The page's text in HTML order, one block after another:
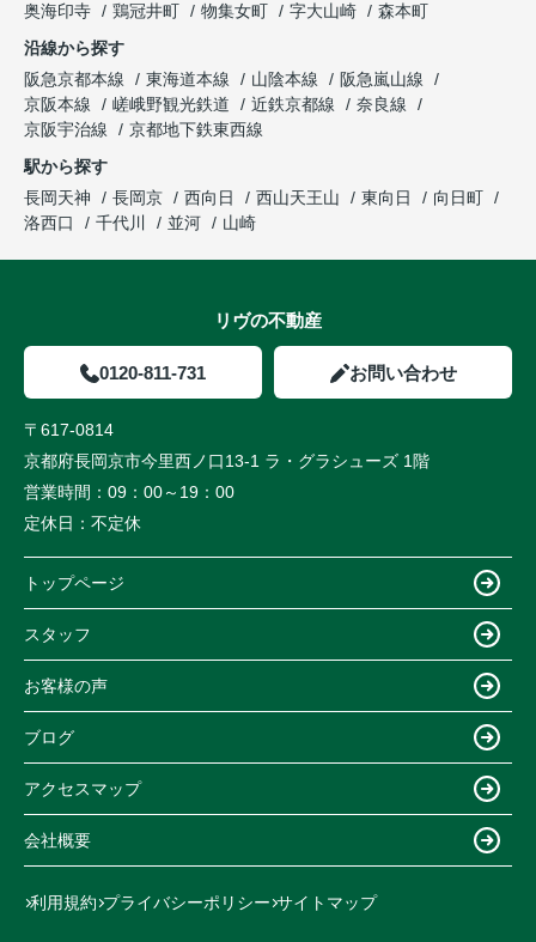
奥海印寺
鶏冠井町 物集女町 字大山崎
森本町
沿線から探す
阪急京都本線
東海道本線 山陰本線
阪急嵐山線
京阪本線
嵯峨野観光鉄道 近鉄京都線
奈良線
京阪宇治線
京都地下鉄東西線
駅から探す
長岡天神
長岡京 西向日 西山天王山 東向日
向日町
洛西口
千代川 並河 山崎
リヴの不動産
0120-811-731 お問い合わせ
〒617-0814
京都府長岡京市今里西ノ口13-1 ラ・グラシューズ 1階
営業時間： 09：00～19：00
定休日： 不定休
トップページ
スタッフ
お客様の声
ブログ
アクセスマップ
会社概要
利用規約 プライバシーポリシー サイトマップ